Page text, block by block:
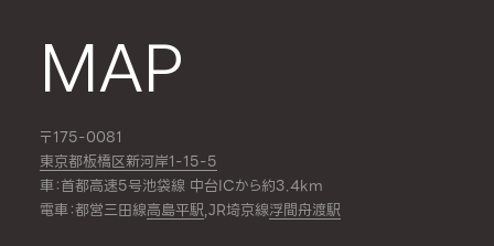
MAP
〒175-0081
東京都板橋区新河岸1-15-5
車：首都高速5号池袋線 中台ICから約3.4km
電車：都営三田線高島平駅,JR埼京線浮間舟渡駅